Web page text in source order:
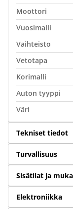
Moottori
Vuosimalli
Vaihteisto
Vetotapa
Korimalli
Auton tyyppi
Väri
Tekniset tiedot
Turvallisuus
Sisätilat ja
Elektroniikka